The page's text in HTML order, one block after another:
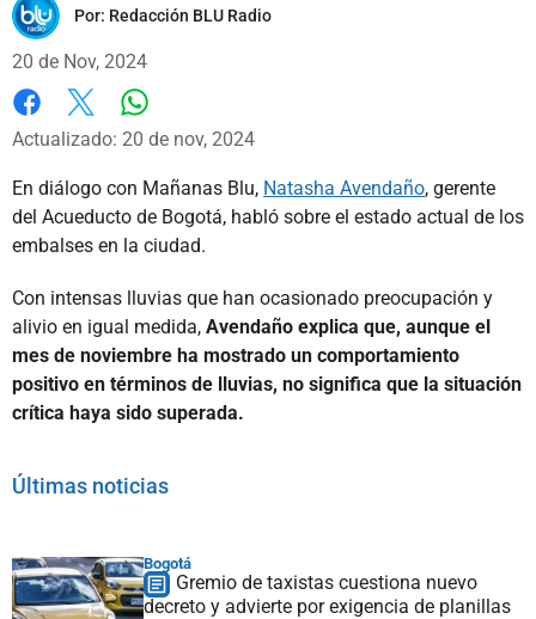
Por: Redacción BLU Radio
20 de Nov, 2024
Facebook
X
Actualizado: 20 de nov, 2024
En diálogo con Mañanas Blu, Natasha Avendaño, gerente
del Acueducto de Bogotá, habló sobre el estado actual de los
embalses en la ciudad.
Con intensas lluvias que han ocasionado preocupación y
alivio en igual medida, Avendaño explica que, aunque el
mes de noviembre ha mostrado un comportamiento
positivo en términos de lluvias, no significa que la situación
crítica haya sido superada.
Últimas noticias
Bogotá
Gremio de taxistas cuestiona nuevo
decreto y advierte por exigencia de planillas